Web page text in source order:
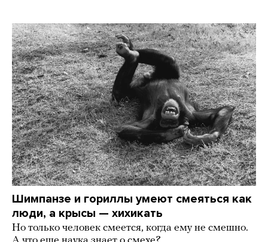
Шимпанзе и гориллы умеют смеяться как
люди, а крысы — хихикать
Но только человек смеется, когда ему не смешно.